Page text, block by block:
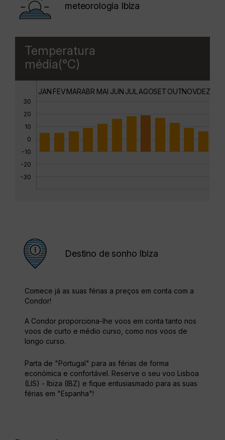
meteorologia Ibiza
Temperatura
média(°C)
30
20
10
0
-10
-20
-30
JAN FEVMARABR MAI JUN JUL AGOSETOUTNOVDEZ
Destino de sonho Ibiza
Comece já as suas férias a preços em conta com a
Condor!
A Condor proporciona-lhe voos em conta tanto nos
voos de curto e médio curso, como nos voos de
longo curso.
Parta de "Portugal" para as férias de forma
económica e confortável. Reserve o seu voo Lisboa
(LIS) - Ibiza (IBZ) e fique entusiasmado para as suas
férias em "Espanha"!